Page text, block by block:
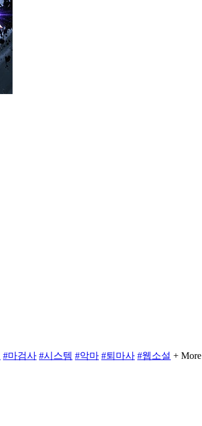
#마검사 #시스템 #악마 #퇴마사 #웹소설 + More